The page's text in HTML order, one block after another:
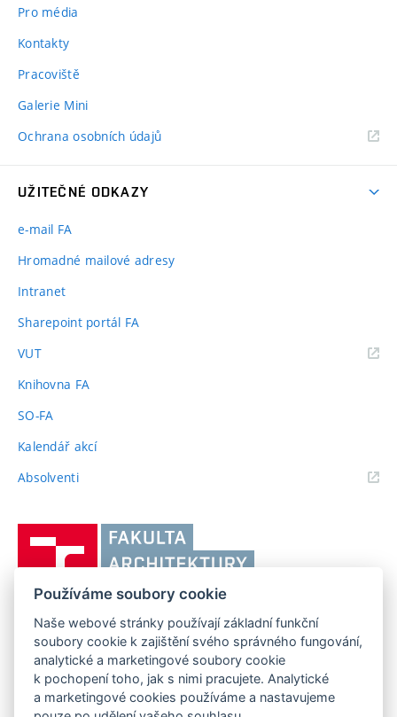
Pro média
Kontakty
Pracoviště
Galerie Mini
Ochrana osobních údajů
UŽITEČNÉ ODKAZY
e-mail FA
Hromadné mailové adresy
Intranet
Sharepoint portál FA
VUT(externí
Knihovna FA
SO-FA
Kalendář akcí
Absolventi(externí
Brně,
Fakulta
architektury
FAKULTA ARCHITEKTURY VUT V BRNĚ
Poříčí 273/5, 639 00 Brno
Telefon: 54114 6600
www.fa.vutbr.cz
info@fa.vutbr.cz
Používáme soubory cookie
Naše webové stránky používají základní funkční
soubory cookie k zajištění svého správného fungování,
analytické a marketingové soubory cookie
k pochopení toho, jak s nimi pracujete. Analytické
a marketingové cookies používáme a nastavujeme